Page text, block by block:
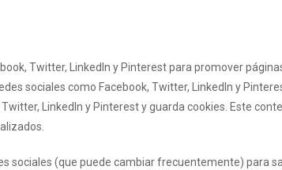
Twitter, LinkedIn y Pinterest para promover
sociales como Facebook, Twitter, LinkedIn y
LinkedIn y Pinterest y guarda cookies. Este
sociales (que puede cambiar frecuentemente) para